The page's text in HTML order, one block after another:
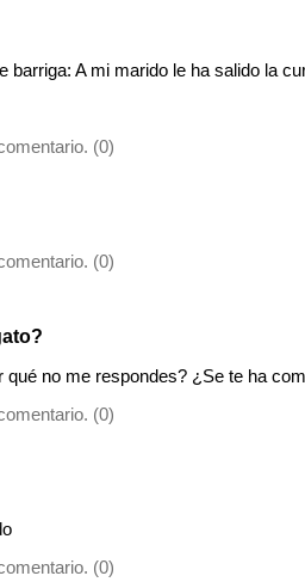
barriga: A mi marido le ha salido la
(0)
(0)
no me respondes? ¿Se te ha
(0)
(0)